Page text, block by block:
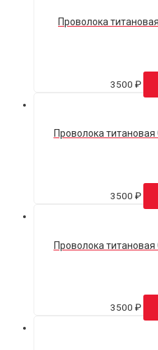
Проволока
3500 ₽
Проволока
3500 ₽
Проволока
3500 ₽